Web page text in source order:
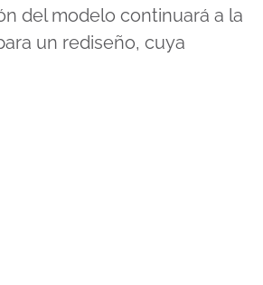
del modelo continuará a la
un rediseño, cuya